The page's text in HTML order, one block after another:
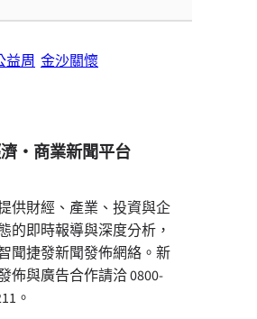
益周 金沙關懷
・商業新聞平台
供財經、產業、投資與企
的即時報導與深度分析，
聞捷發新聞發佈網絡。新
佈與廣告合作請洽 0800-
。